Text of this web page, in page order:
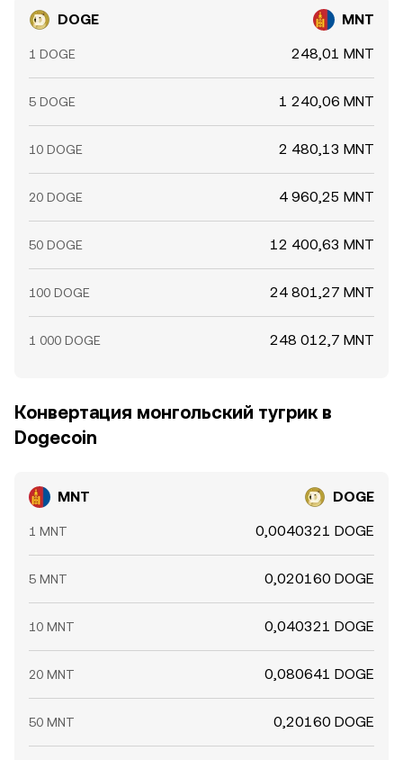
DOGE MNT
1 DOGE 248,01 MNT
5 DOGE 1 240,06 MNT
10 DOGE 2 480,13 MNT
20 DOGE 4 960,25 MNT
50 DOGE 12 400,63 MNT
100 DOGE 24 801,27 MNT
1 000 DOGE 248 012,7 MNT
Конвертация монгольский тугрик в
Dogecoin
MNT DOGE
1 MNT 0,0040321 DOGE
5 MNT 0,020160 DOGE
10 MNT 0,040321 DOGE
20 MNT 0,080641 DOGE
50 MNT 0,20160 DOGE